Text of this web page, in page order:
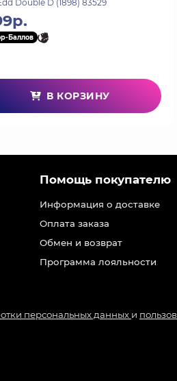
Double D (1898) 83529
Баллов
В КОРЗИНУ
Помощь покупателю
Информация о доставке
Оплата заказа
Обмен и возврат
Программа лояльности
персональных данных и